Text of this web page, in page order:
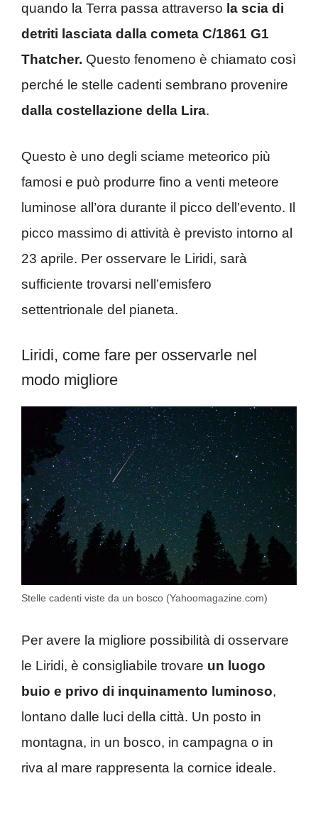
quando la Terra passa attraverso la scia di
detriti lasciata dalla cometa C/1861 G1
Thatcher. Questo fenomeno è chiamato così
perché le stelle cadenti sembrano provenire
dalla costellazione della Lira.
Questo è uno degli sciame meteorico più
famosi e può produrre fino a venti meteore
luminose all’ora durante il picco dell’evento. Il
picco massimo di attività è previsto intorno al
23 aprile. Per osservare le Liridi, sarà
sufficiente trovarsi nell’emisfero
settentrionale del pianeta.
Liridi, come fare per osservarle nel
modo migliore
Stelle cadenti viste da un bosco (Yahoomagazine.com)
Per avere la migliore possibilità di osservare
le Liridi, è consigliabile trovare un luogo
buio e privo di inquinamento luminoso,
lontano dalle luci della città. Un posto in
montagna, in un bosco, in campagna o in
riva al mare rappresenta la cornice ideale.